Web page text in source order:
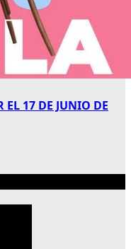
EL 17 DE JUNIO DE